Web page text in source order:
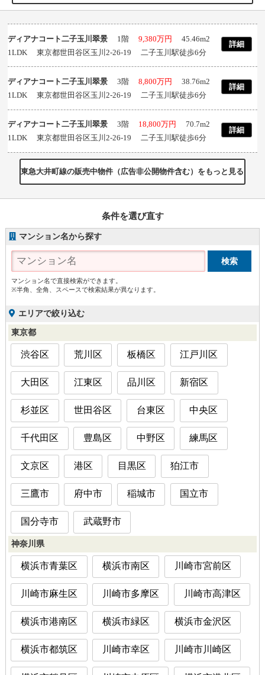
ディアナコート二子玉川翠景 1階9,380万円 45.46m2
1LDK 東京都世田谷区玉川2-26-19 二子玉川駅徒歩6分
詳細
ディアナコート二子玉川翠景 3階8,800万円 38.76m2
1LDK 東京都世田谷区玉川2-26-19 二子玉川駅徒歩6分
詳細
ディアナコート二子玉川翠景 3階 18,800万円 70.7m2
1LDK 東京都世田谷区玉川2-26-19 二子玉川駅徒歩6分
詳細
東急大井町線の販売中物件（広告非公開物件含む）をもっと見る
条件を選び直す
マンション名から探す
マンション名で直接検索ができます。
※半角、全角、スペースで検索結果が異なります。
エリアで絞り込む
東京都
渋谷区 荒川区 板橋区 江戸川区
大田区 江東区 品川区 新宿区
杉並区 世田谷区 台東区 中央区
千代田区 豊島区 中野区 練馬区
文京区 港区 目黒区 狛江市
三鷹市 府中市 稲城市 国立市
国分寺市 武蔵野市
神奈川県
横浜市青葉区 横浜市南区 川崎市宮前区
川崎市麻生区 川崎市多摩区 川崎市高津区
横浜市港南区 横浜市緑区 横浜市金沢区
横浜市都筑区 川崎市幸区 川崎市川崎区